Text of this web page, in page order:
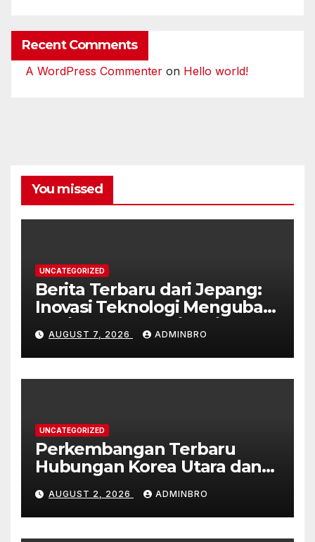
Recent Comments
A WordPress Commenter on Hello world!
You missed
UNCATEGORIZED
Berita Terbaru dari Jepang:
Inovasi Teknologi Mengubah
Kehidupan Sehari-hari
AUGUST 7, 2026 ADMINBRO
UNCATEGORIZED
Perkembangan Terbaru
Hubungan Korea Utara dan
AUGUST 2, 2026 ADMINBRO